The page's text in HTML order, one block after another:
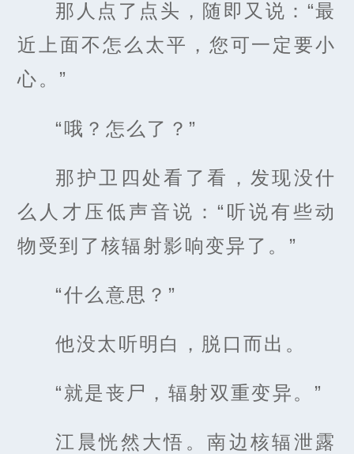
那人点了点头，随即又说：“最
近上面不怎么太平，您可一定要小
心。”
“哦？怎么了？”
那护卫四处看了看，发现没什
么人才压低声音说：“听说有些动
物受到了核辐射影响变异了。”
“什么意思？”
他没太听明白，脱口而出。
“就是丧尸，辐射双重变异。”
江晨恍然大悟。南边核辐泄露